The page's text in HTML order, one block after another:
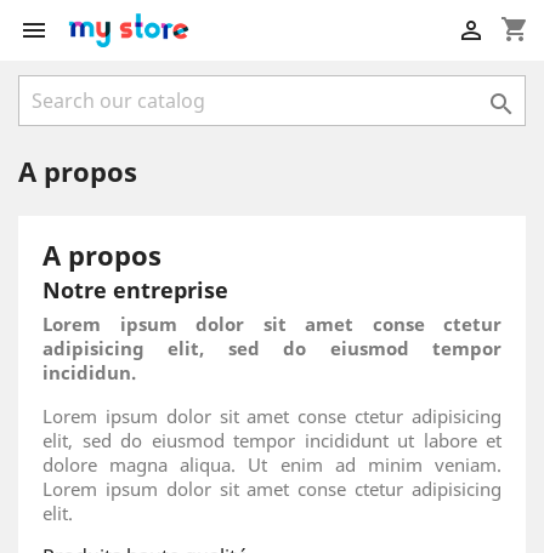
 shopping_cart


A propos
A propos
Notre entreprise
Lorem ipsum dolor sit amet conse ctetur
adipisicing elit, sed do eiusmod tempor
incididun.
Lorem ipsum dolor sit amet conse ctetur adipisicing
elit, sed do eiusmod tempor incididunt ut labore et
dolore magna aliqua. Ut enim ad minim veniam.
Lorem ipsum dolor sit amet conse ctetur adipisicing
elit.